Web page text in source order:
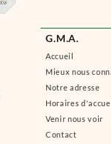
G.M.A.
Accueil
Mieux nous
Notre adresse
Horaires
Venir nous voir
Contact